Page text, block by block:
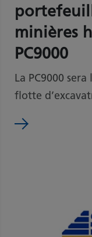
minières
PC9000
La PC9000
flotte